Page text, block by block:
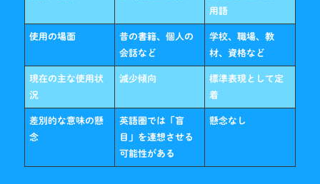
用語
使用の場面
昔の書籍、個人の
会話など
学校、職場、教
材、資格など
現在の主な使用状
況
減少傾向
標準表現として定
着
差別的な意味の懸
念
英語圏では「盲
目」を連想させる
可能性がある
懸念なし